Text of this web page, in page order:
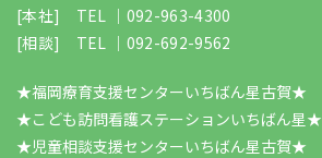
[本社] TEL ｜ 092-963-4300
[相談] TEL ｜ 092-692-9562
★福岡療育支援センターいちばん星古賀★
★こども訪問看護ステーションいちばん星★
★児童相談支援センターいちばん星古賀★